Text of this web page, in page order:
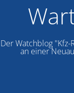
Der Watchblog
an einer